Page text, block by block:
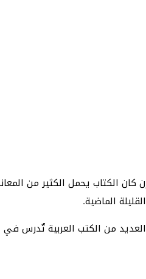
كان الكتاب يحمل الكثير من
الماضية.
من الكتب العربية تٌدرس